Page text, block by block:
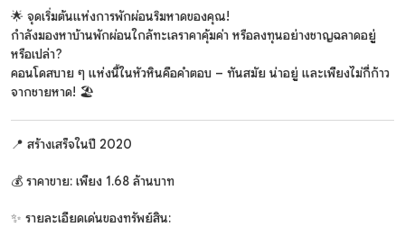
🌟 จุดเริ่มต้นแห่งการพักผ่อนริมหาดของคุณ!
กำลังมองหาบ้านพักผ่อนใกล้ทะเลราคาคุ้มค่า หรือลงทุนอย่างชาญฉลาดอยู่
หรือเปล่า?
คอนโดสบาย ๆ แห่งนี้ในหัวหินคือคำตอบ – ทันสมัย น่าอยู่ และเพียงไม่กี่ก้าว
จากชายหาด! 🏖️
📍 สร้างเสร็จในปี 2020
💰 ราคาขาย: เพียง 1.68 ล้านบาท
✨ รายละเอียดเด่นของทรัพย์สิน: